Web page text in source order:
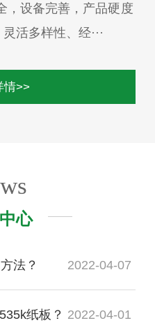
，设备完善，产品硬度
活多样性、经···
情>>
心
法？ 2022-04-07
纸板？ 2022-04-01